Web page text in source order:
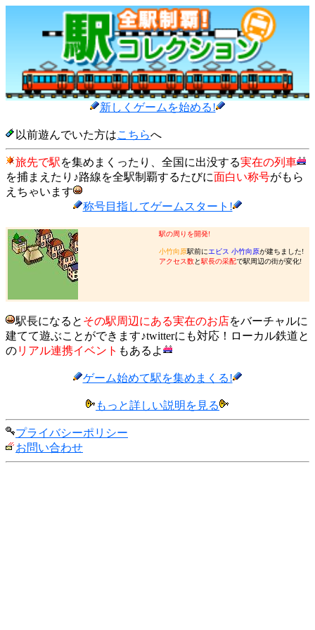
新しくゲームを始める!
以前遊んでいた方はこちらへ
旅先で駅を集めまくったり、全国に出没する実在の列車
を捕まえたり♪路線を全駅制覇するたびに面白い称号がもら
えちゃいます
称号目指してゲームスタート!
駅の周りを開発!
小竹向原駅前にエビス 小竹向原が建ちました!
アクセス数と駅長の采配で駅周辺の街が変化!
駅長になると その駅周辺にある実在のお店をバーチャルに
建てて遊ぶことができます♪twitterにも対応！ローカル鉄道と
のリアル連携イベント もあるよ
ゲーム始めて駅を集めまくる!
もっと詳しい説明を見る
プライバシーポリシー
お問い合わせ